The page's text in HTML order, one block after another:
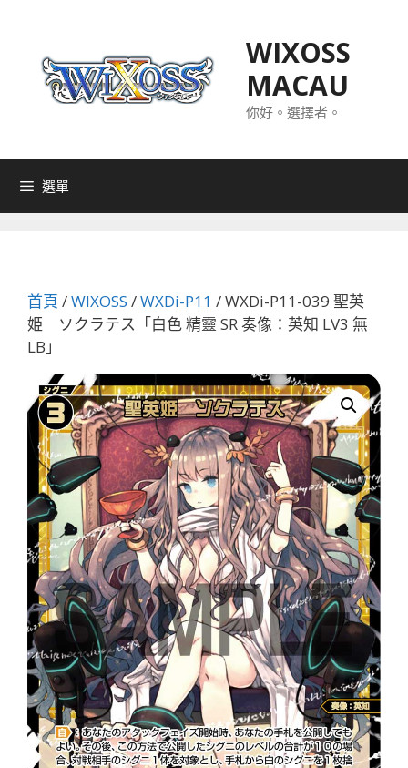
WIXOSS
MACAU
你好。選擇者。
選單
首頁 /WIXOSS /WXDi-P11 / WXDi-P11-039 聖英
姫 ソクラテス「白色 精靈 SR 奏像：英知 LV3 無
LB」